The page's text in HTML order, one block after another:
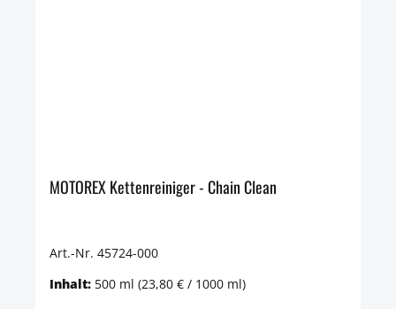
MOTOREX Kettenreiniger - Chain Clean
Art.-Nr. 45724-000
Inhalt: 500 ml (23,80 € / 1000 ml)